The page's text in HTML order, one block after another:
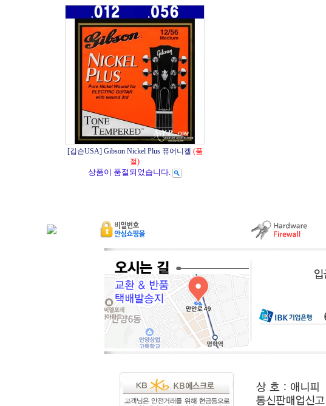
[깁슨USA] Gibson Nickel Plus 퓨어니켈 (품
절)
상품이 품절되었습니다.